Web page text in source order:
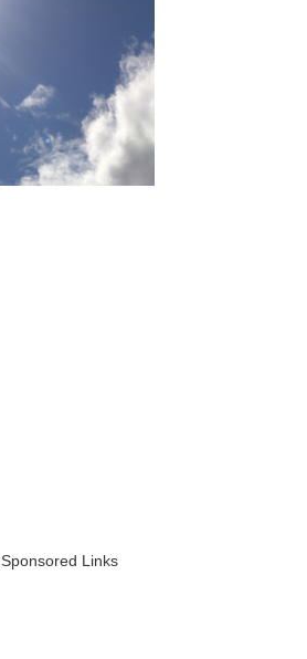
Sponsored Links